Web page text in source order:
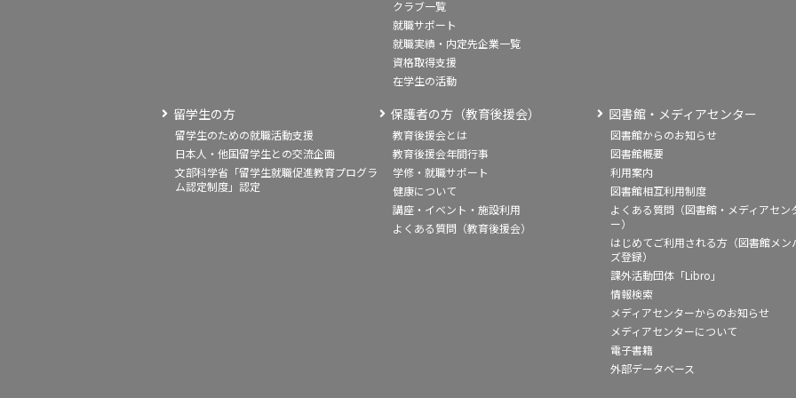
クラブ一覧
就職サポート
就職実績・内定先企業一覧
資格取得支援
在学生の活動
留学生の方
留学生のための就職活動支援
日本人・他国留学生との交流企画
文部科学省「留学生就職促進教育プログラ
ム認定制度」認定
保護者の方（教育後援会）
教育後援会とは
教育後援会年間行事
学修・就職サポート
健康について
講座・イベント・施設利用
よくある質問（教育後援会）
図書館・メディアセンター
図書館からのお知らせ
図書館概要
利用案内
図書館相互利用制度
よくある質問（図書館・メディアセン
ー）
はじめてご利用される方（図書館メン
ズ登録）
課外活動団体「Libro」
情報検索
メディアセンターからのお知らせ
メディアセンターについて
電子書籍
外部データベース